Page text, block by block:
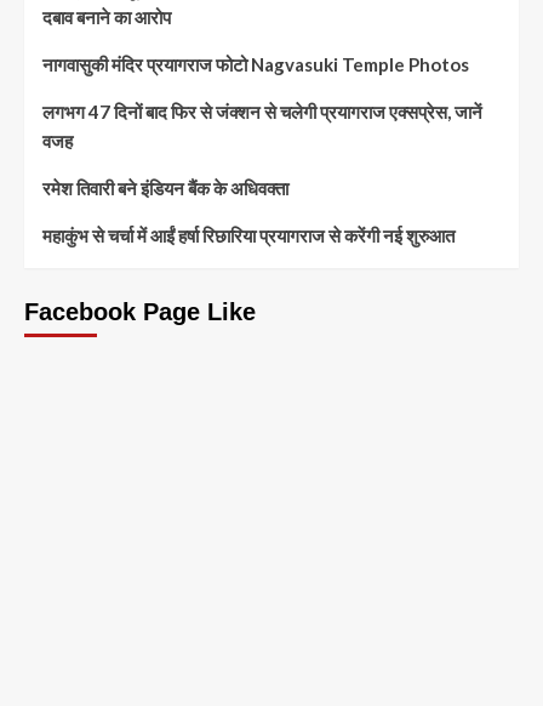
दबाव बनाने का आरोप
नागवासुकी मंदिर प्रयागराज फोटो Nagvasuki Temple Photos
लगभग 47 दिनों बाद फिर से जंक्शन से चलेगी प्रयागराज एक्सप्रेस, जानें
वजह
रमेश तिवारी बने इंडियन बैंक के अधिवक्ता
महाकुंभ से चर्चा में आईं हर्षा रिछारिया प्रयागराज से करेंगी नई शुरुआत
Facebook Page Like